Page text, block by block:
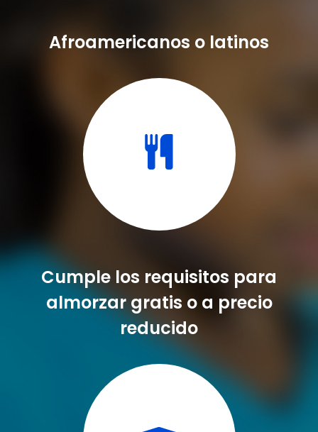
Afroamericanos o latinos
Cumple los requisitos para
almorzar gratis o a precio
reducido